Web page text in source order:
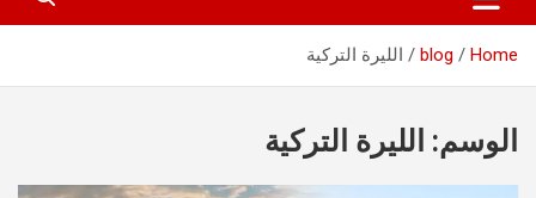
Home
blog الليرة التركية
الوسم: الليرة التركية